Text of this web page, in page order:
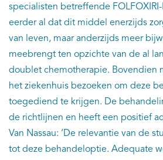
specialisten betreffende
eerder al dat dit middel enerzijds
van leven, maar anderzijds meer
meebrengt ten opzichte van de al
doublet chemotherapie. Bovendien
het ziekenhuis bezoeken om deze
toegediend te krijgen. De
de richtlijnen en heeft een positief
Van Nassau: ‘De relevantie van de
tot deze behandeloptie. Adequate